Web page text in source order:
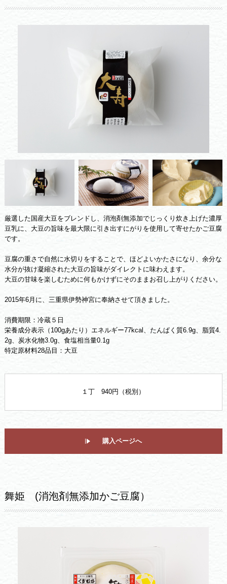
厳選した国産大豆をブレンドし、消泡剤無添加でじっくり炊き上げた濃厚
豆乳に、大豆の旨味を最大限に引き出すにがりを使用して寄せたかご豆腐
です。
豆腐の重さで自然に水切りをすることで、ほどよいかたさになり、余分な
水分が抜け凝縮された大豆の旨味がダイレクトに味わえます。
大豆の甘味を楽しむために何もかけずにそのままお召し上がりください。
2015年6月に、三重県伊勢神宮に奉納させて頂きました。
消費期限：冷蔵５日
栄養成分表示（100gあたり）エネルギー77kcal、たんぱく質6.9g、脂質4.
2g、炭水化物3.0g、食塩相当量0.1g
特定原材料28品目：大豆
１丁 940円（税別）
購入ページへ
舞姫 (消泡剤無添加かご豆腐）